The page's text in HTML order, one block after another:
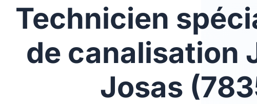
Technicien
de canalisation
Josas